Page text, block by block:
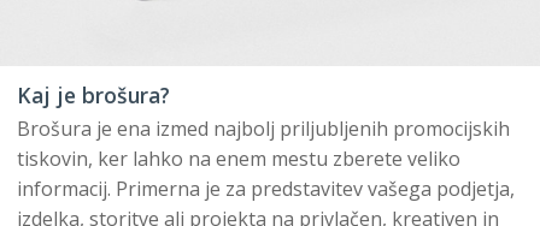
Kaj je brošura?
Brošura je ena izmed najbolj priljubljenih promocijskih
tiskovin, ker lahko na enem mestu zberete veliko
informacij. Primerna je za predstavitev vašega podjetja,
izdelka, storitve ali projekta na privlačen, kreativen in